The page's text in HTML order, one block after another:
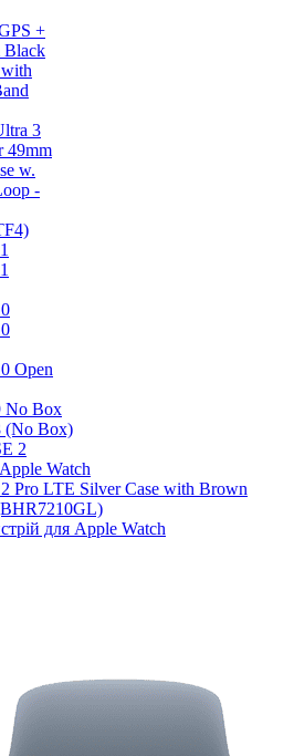
+
Black
3
49mm
w.
-
Open
No Box
(No Box)
2
Watch
Pro LTE Silver Case with Brown
для Apple Watch